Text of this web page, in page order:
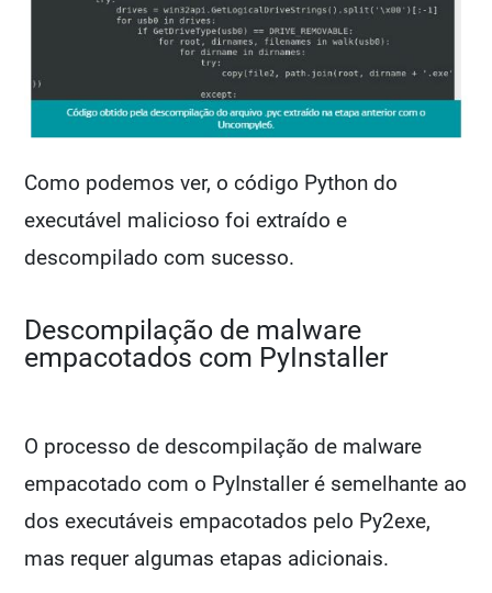
Como podemos ver, o código Python do
executável malicioso foi extraído e
descompilado com sucesso.
Descompilação de malware
empacotados com PyInstaller
O processo de descompilação de malware
empacotado com o PyInstaller é semelhante ao
dos executáveis empacotados pelo Py2exe,
mas requer algumas etapas adicionais.